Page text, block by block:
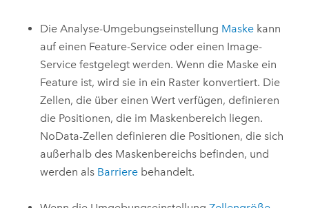
Die Analyse-Umgebungseinstellung Maske kann
auf einen Feature-Service oder einen Image-
Service festgelegt werden. Wenn die Maske ein
Feature ist, wird sie in ein Raster konvertiert. Die
Zellen, die über einen Wert verfügen, definieren
die Positionen, die im Maskenbereich liegen.
NoData-Zellen definieren die Positionen, die sich
außerhalb des Maskenbereichs befinden, und
werden als Barriere behandelt.